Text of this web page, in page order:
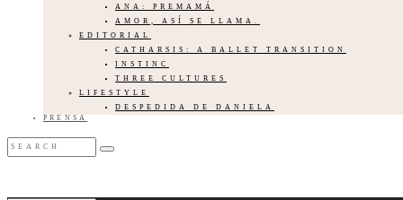
ANA: PREMAMÁ
AMOR, ASÍ SE LLAMA.
EDITORIAL
CATHARSIS: A BALLET TRANSITION
INSTINC
THREE CULTURES
LIFESTYLE
DESPEDIDA DE DANIELA
PRENSA